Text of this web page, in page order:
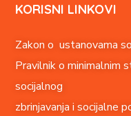
KORISNI LINKOVI
Zakon o ustanovama
Pravilnik o minimalnim
socijalnog
zbrinjavanja i socijalne